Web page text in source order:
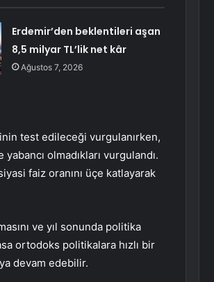
Erdemir’den beklentileri aşan
8,5 milyar TL’lik net kâr
Ağustos 7, 2026
test edileceği vurgulanırken,
olmadıkları vurgulandı.
faiz oranını üçe katlayarak
ve yıl sonunda politika
ortodoks politikalara hızlı bir
devam edebilir.